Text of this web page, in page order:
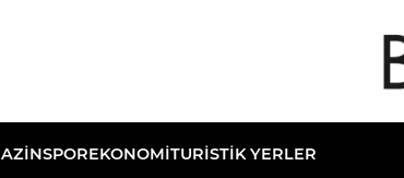
SPOREKONOMİTURISTIK YERLER